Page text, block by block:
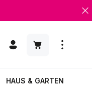
Warenkorb
HAUS & GARTEN